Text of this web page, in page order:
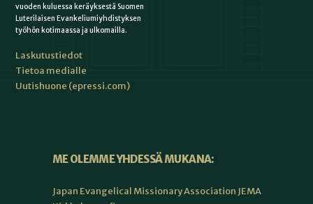
vuoden kuluessa keräyksestä Suomen
Luterilaisen Evankeliumiyhdistyksen
työhön kotimaassa ja ulkomailla.
Laskutustiedot
Tietoa medialle
Uutishuone (epressi.com)
ME OLEMME YHDESSÄ MUKANA:
Japan Evangelical Missionary Association JEMA